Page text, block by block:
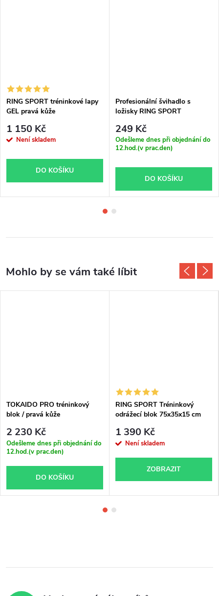
RING SPORT tréninkové lapy
GEL pravá kůže
1 150 Kč
Není skladem
DO KOŠÍKU
Profesionální švihadlo s
ložisky RING SPORT
249 Kč
Odešleme dnes při objednání do
12.hod.(v prac.den)
DO KOŠÍKU
TOKAIDO PRO tréninkový
blok / pravá kůže
2 230 Kč
Odešleme dnes při objednání do
12.hod.(v prac.den)
DO KOŠÍKU
RING SPORT Tréninkový
odrážecí blok 75x35x15 cm
1 390 Kč
Není skladem
ZOBRAZIT